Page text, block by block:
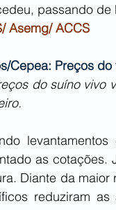
passando de
Asemg/ ACCS
Cepea: Preços
do suíno vivo
as cotações.
Diante da
reduziram